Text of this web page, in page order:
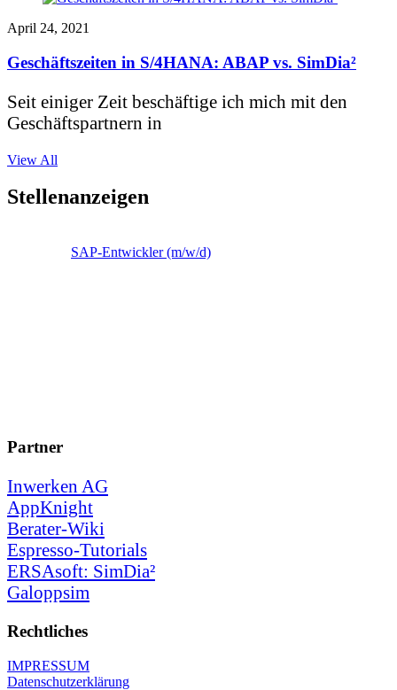
April 24, 2021
Geschäftszeiten in S/4HANA: ABAP vs. SimDia²
Seit einiger Zeit beschäftige ich mich mit den
Geschäftspartnern in
View All
Stellenanzeigen
SAP-Entwickler (m/w/d)
Partner
Inwerken AG
AppKnight
Berater-Wiki
Espresso-Tutorials
ERSAsoft: SimDia²
Galoppsim
Rechtliches
IMPRESSUM
Datenschutzerklärung